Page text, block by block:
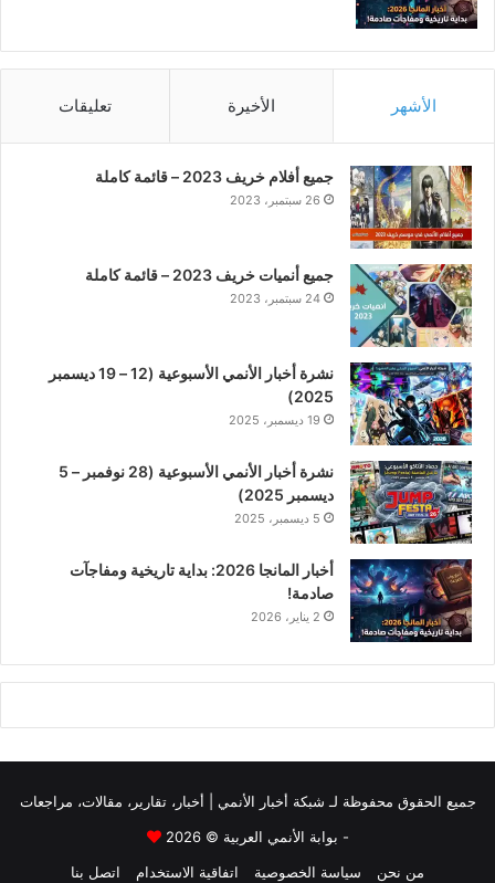
الأشهر الأخيرة تعليقات
جميع أفلام خريف 2023 – قائمة كاملة
26 سبتمبر، 2023
جميع أنميات خريف 2023 – قائمة كاملة
24 سبتمبر، 2023
نشرة أخبار الأنمي الأسبوعية (12 – 19 ديسمبر
2025)
19 ديسمبر، 2025
نشرة أخبار الأنمي الأسبوعية (28 نوفمبر – 5
ديسمبر 2025)
5 ديسمبر، 2025
أخبار المانجا 2026: بداية تاريخية ومفاجآت
صادمة!
2 يناير، 2026
جميع الحقوق محفوظة لـ شبكة أخبار الأنمي | أخبار، تقارير، مقالات، مراجعات
- بوابة الأنمي العربية © 2026
من نحن
سياسة الخصوصية اتفاقية الاستخدام اتصل بنا